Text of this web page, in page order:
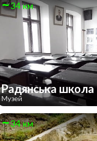
34 км
Радянська школа
Музей
34 км